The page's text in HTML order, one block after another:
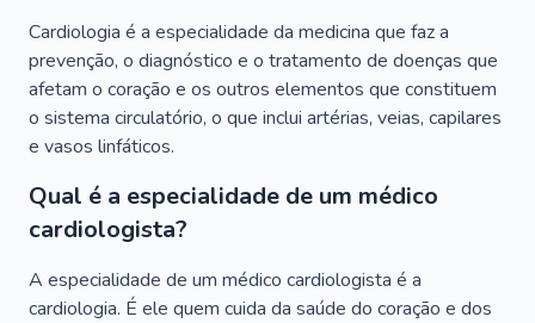
Cardiologia é a especialidade da medicina que faz a
prevenção, o diagnóstico e o tratamento de doenças que
afetam o coração e os outros elementos que constituem
o sistema circulatório, o que inclui artérias, veias, capilares
e vasos linfáticos.
Qual é a especialidade de um médico
cardiologista?
A especialidade de um médico cardiologista é a
cardiologia. É ele quem cuida da saúde do coração e dos